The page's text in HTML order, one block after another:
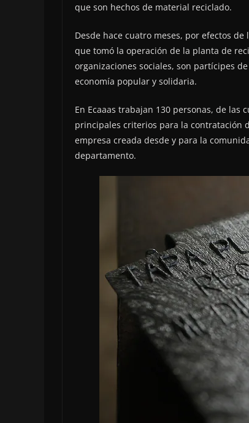
que son hechos de material reciclado.
Desde hace cuatro meses, por efectos
que tomó la operación de la planta de
organizaciones sociales, son partícipes
economía popular y solidaria.
En Ecaaas trabajan 130 personas, de las
principales criterios para la contratación
empresa creada desde y para la
departamento.